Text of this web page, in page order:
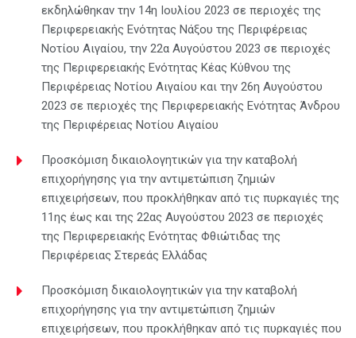
εκδηλώθηκαν την 14η Ιουλίου 2023 σε περιοχές της
Περιφερειακής Ενότητας Νάξου της Περιφέρειας
Νοτίου Αιγαίου, την 22α Αυγούστου 2023 σε περιοχές
της Περιφερειακής Ενότητας Κέας Κύθνου της
Περιφέρειας Νοτίου Αιγαίου και την 26η Αυγούστου
2023 σε περιοχές της Περιφερειακής Ενότητας Άνδρου
της Περιφέρειας Νοτίου Αιγαίου
Προσκόμιση δικαιολογητικών για την καταβολή
επιχορήγησης για την αντιμετώπιση ζημιών
επιχειρήσεων, που προκλήθηκαν από τις πυρκαγιές της
11ης έως και της 22ας Αυγούστου 2023 σε περιοχές
της Περιφερειακής Ενότητας Φθιώτιδας της
Περιφέρειας Στερεάς Ελλάδας
Προσκόμιση δικαιολογητικών για την καταβολή
επιχορήγησης για την αντιμετώπιση ζημιών
επιχειρήσεων, που προκλήθηκαν από τις πυρκαγιές που